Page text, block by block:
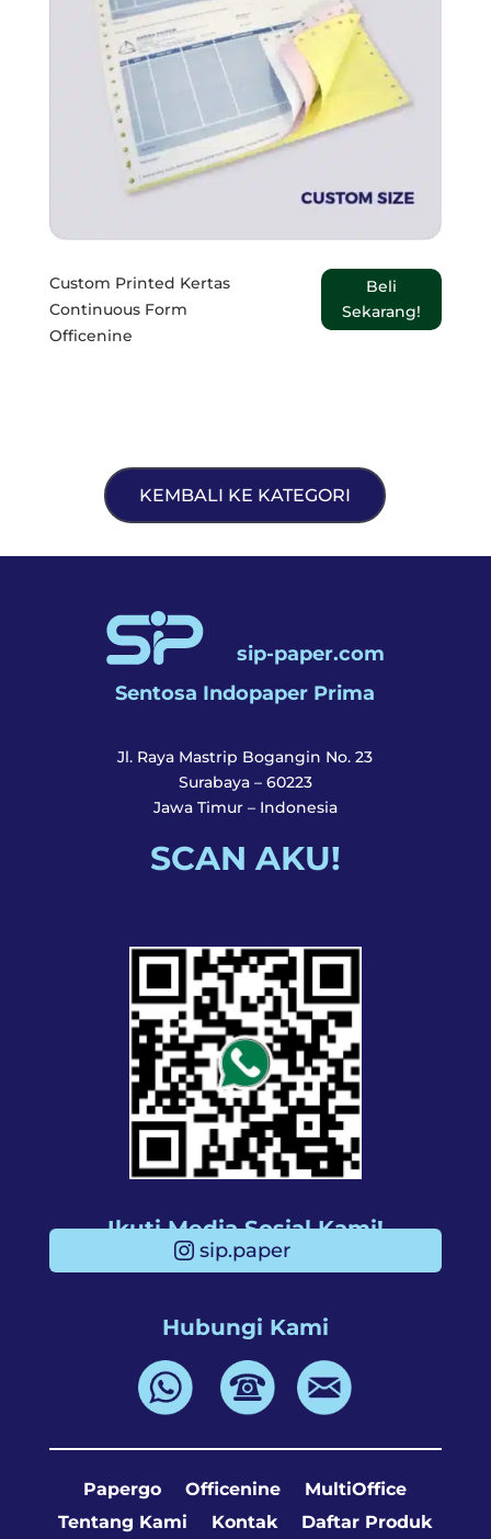
Custom Printed Kertas
Continuous Form
Officenine
Beli
Sekarang!
KEMBALI KE KATEGORI
sip-paper.com
Sentosa Indopaper Prima
Jl. Raya Mastrip Bogangin No. 23
Surabaya – 60223
Jawa Timur – Indonesia
SCAN AKU!
Ikuti Media Sosial Kami!
sip.paper
Hubungi Kami
Papergo Officenine
MultiOffice
Tentang Kami
Kontak Daftar Produk